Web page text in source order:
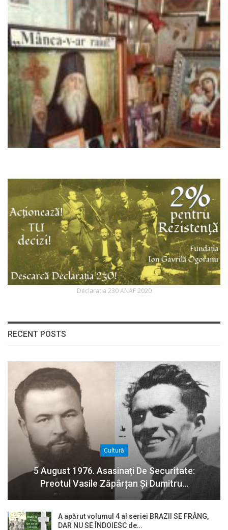
Declaratia 230 ANAF 2020
RECENT POSTS
Cultură
5 August 1976. Asasinați De Securitate:
Preotul Vasile Zăpârțan Și Dumitru…
A apărut volumul 4 al seriei BRAZII SE FRÂNG,
DAR NU SE ÎNDOIESC de…